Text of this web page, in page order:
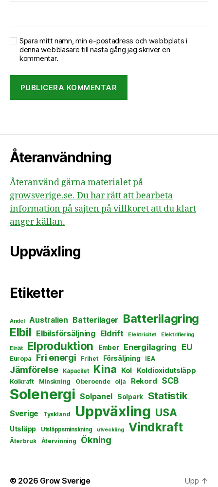
Spara mitt namn, min e-postadress och webbplats i
denna webbläsare till nästa gång jag skriver en
kommentar.
Återanvändning
Återanvänd gärna materialet på
growsverige.se. Du har rätt att bearbeta
information på sajten på villkoret att du klart
anger källan.
Uppväxling
Etiketter
Andel Australien Batterilager Batterilagring
Elbil Elbilsförsäljning Eldrift Elektricitet Elektrifiering
Elnät Elproduktion Ember Energilagring EU
Europa Fri energi Frihet Försäljning IEA
Jämförelse Kapacitet Kina Kol Koldioxidutsläpp
Kolkraft Minskning Oberoende olja Rekord SCB
Solenergi Solpanel Solpark Statistik
Sverige Tyskland Uppväxling USA
Utsläpp Utsläppsminskning utveckling Vindkraft
Återbruk Återvinning Ökning
© 2026 Grow Sverige Upp ↑